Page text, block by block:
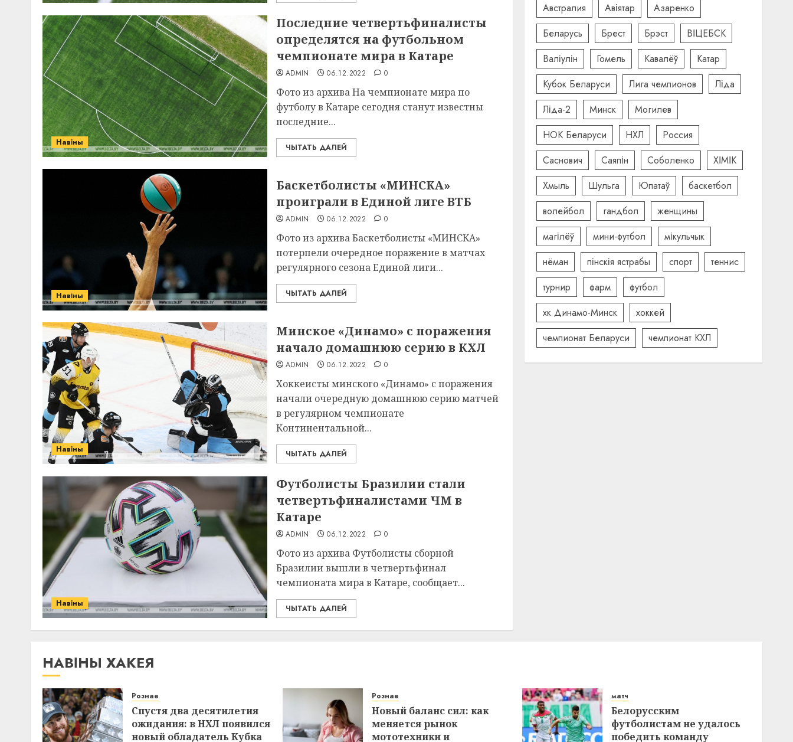
Навіны
Последние четвертьфиналисты
определятся на футбольном
чемпионате мира в Катаре
ADMIN 06.12.2022 0
Фото из архива На чемпионате мира по
футболу в Катаре сегодня станут известны
последние...
ЧЫТАТЬ ДАЛЕЙ
Навіны
Баскетболисты «МИНСКА»
проиграли в Единой лиге ВТБ
ADMIN 06.12.2022 0
Фото из архива Баскетболисты «МИНСКА»
потерпели очередное поражение в матчах
регулярного сезона Единой лиги...
ЧЫТАТЬ ДАЛЕЙ
Навіны
Минское «Динамо» с поражения
начало домашнюю серию в КХЛ
ADMIN 06.12.2022 0
Хоккеисты минского «Динамо» с поражения
начали очередную домашнюю серию матчей
в регулярном чемпионате
Континентальной...
ЧЫТАТЬ ДАЛЕЙ
Навіны
Футболисты Бразилии стали
четвертьфиналистами ЧМ в
Катаре
ADMIN 06.12.2022 0
Фото из архива Футболисты сборной
Бразилии вышли в четвертьфинал
чемпионата мира в Катаре, сообщает...
ЧЫТАТЬ ДАЛЕЙ
Австралия Авіятар
Азаренко
Беларусь
Брест Брэст
ВІЦЕБСК
Валіулін
Гомель Кавалёў
Катар
Кубок Беларуси
Лига чемпионов
Ліда
Ліда-2
Минск
Могилев
НОК Беларуси
НХЛ
Россия
Саснович
Саяпін Соболенко
ХІМІК
Хмыль
Шульга Юпатаў
баскетбол
волейбол
гандбол
женщины
магілёў
мини-футбол
мікульчык
нёман
пінскія ястрабы спорт
теннис
турнир
фарм
футбол
хк Динамо-Минск
хоккей
чемпионат Беларуси
чемпионат КХЛ
НАВІНЫ ХАКЕЯ
Рознае
Спустя два десятилетия
ожидания: в НХЛ появился
новый обладатель Кубка
Рознае
Новый баланс сил: как
меняется рынок
мототехники и
матч
Белорусским
футболистам не удалось
победить команду